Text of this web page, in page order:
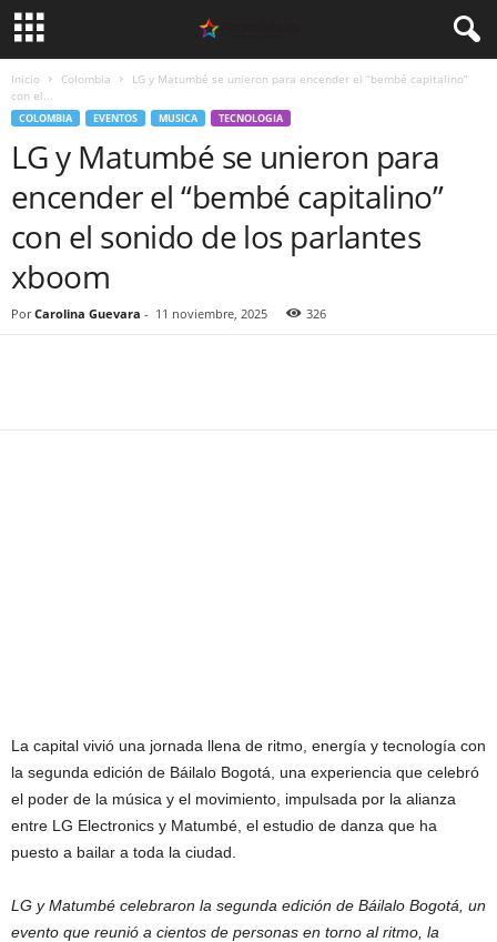
Inicio Colombia
LG y Matumbé se unieron para encender el “bembé capitalino”
con el...
COLOMBIA EVENTOS MUSICA TECNOLOGIA
LG y Matumbé se unieron para
encender el “bembé capitalino”
con el sonido de los parlantes
xboom
Por Carolina Guevara - 11 noviembre, 2025 326
La capital vivió una jornada llena de ritmo, energía y tecnología con
la segunda edición de Báilalo Bogotá, una experiencia que celebró
el poder de la música y el movimiento, impulsada por la alianza
entre LG Electronics y Matumbé, el estudio de danza que ha
puesto a bailar a toda la ciudad.
LG y Matumbé celebraron la segunda edición de Báilalo Bogotá, un
evento que reunió a cientos de personas en torno al ritmo, la